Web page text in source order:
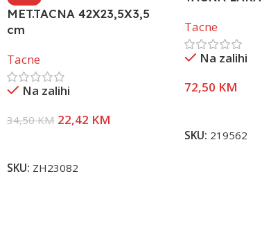
MET.TACNA 42X23,5X3,5
cm
Tacne
Na zalihi
34,50KM 22,42 KM
SKU: ZH23082
Tacne
Na zalihi
72,50 KM
SKU: 219562